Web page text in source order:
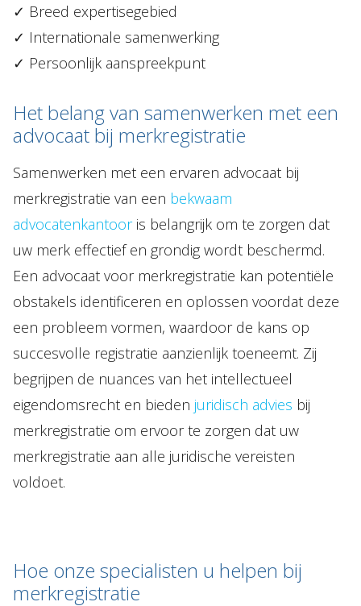
✓ Breed expertisegebied
✓ Internationale samenwerking
✓ Persoonlijk aanspreekpunt
Het belang van samenwerken met een
advocaat bij merkregistratie
Samenwerken met een ervaren advocaat bij
merkregistratie van een bekwaam
advocatenkantooris belangrijk om te zorgen dat
uw merk effectief en grondig wordt beschermd.
Een advocaat voor merkregistratie kan potentiële
obstakels identificeren en oplossen voordat deze
een probleem vormen, waardoor de kans op
succesvolle registratie aanzienlijk toeneemt. Zij
begrijpen de nuances van het intellectueel
eigendomsrecht en bieden juridisch advies bij
merkregistratie om ervoor te zorgen dat uw
merkregistratie aan alle juridische vereisten
voldoet.
Hoe onze specialisten u helpen bij
merkregistratie